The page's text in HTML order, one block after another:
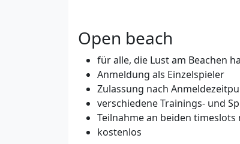
Open beach
für alle, die Lust am Beachen
Anmeldung als Einzelspieler
Zulassung nach
verschiedene Trainings- und
Teilnahme an beiden timeslots
kostenlos